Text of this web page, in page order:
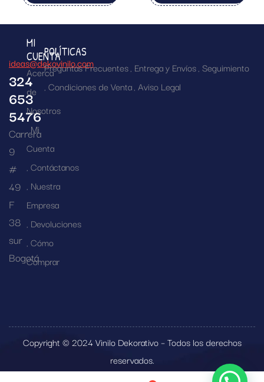
ideas@dekovinilo.com
324
653
5476
Carrera
9
#
49
F
38
sur
Bogotá
MI
CUENTA
Acerca
de
Nosotros
Mi
Cuenta
Contáctanos
Nuestra
Empresa
Devoluciones
Cómo
Comprar
POLÍTICAS
Preguntas Frecuentes Entrega y Envíos Seguimiento
Condiciones de Venta Aviso Legal
Copyright © 2024 Vinilo Dekorativo – Todos los derechos
reservados.